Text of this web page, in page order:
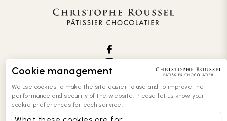
一般販売条件
Cookie management
We use cookies to make the site easier to use and to improve the
performance and security of the website. Please let us know your
cookie preferences for each service.